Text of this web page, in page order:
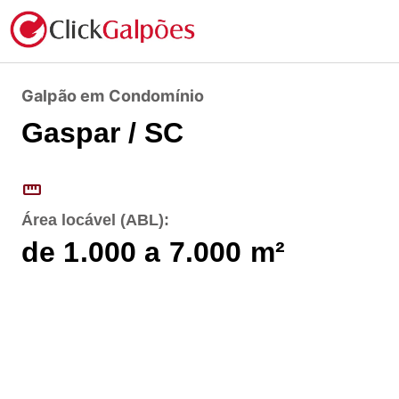
Galpão em Condomínio
Gaspar / SC
straighten
Área locável (ABL):
de 1.000 a 7.000 m²